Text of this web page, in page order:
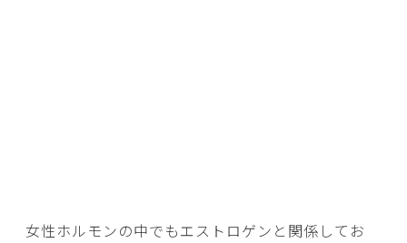
女性ホルモンの中でもエストロゲンと関係してお